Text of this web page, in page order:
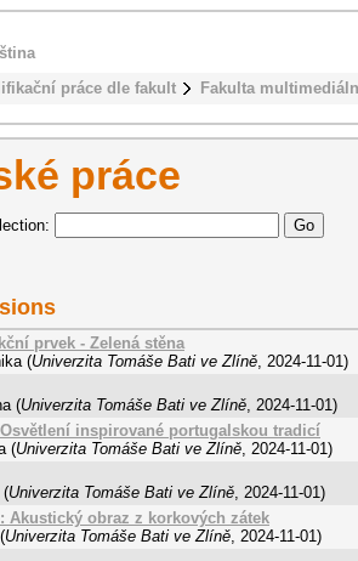
práce dle fakult Fakulta
práce
prvek - Zelená stěna
(Univerzita Tomáše Bati ve Zlíně, 2024-11-01)
(Univerzita Tomáše Bati ve Zlíně, 2024-11-01)
inspirované portugalskou tradicí
(Univerzita Tomáše Bati ve Zlíně, 2024-11-01)
(Univerzita Tomáše Bati ve Zlíně, 2024-11-01)
Akustický obraz z korkových zátek
(Univerzita Tomáše Bati ve Zlíně, 2024-11-01)